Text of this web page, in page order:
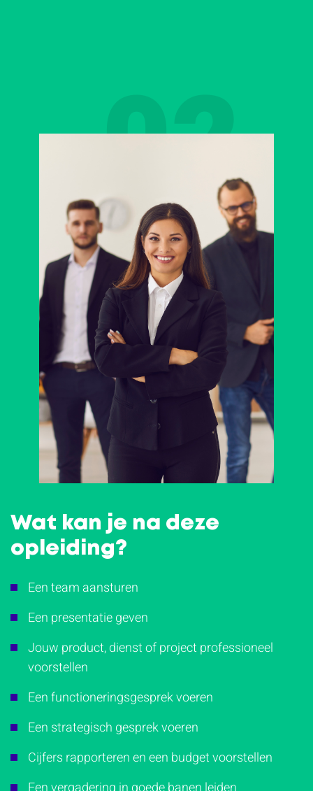
02
Wat kan je na deze
opleiding?
Een team aansturen
Een presentatie geven
Jouw product, dienst of project professioneel
voorstellen
Een functioneringsgesprek voeren
Een strategisch gesprek voeren
Cijfers rapporteren en een budget voorstellen